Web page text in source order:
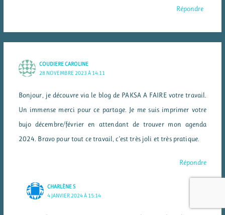
Répondre
COUDIERE CAROLINE
28 NOVEMBRE 2023 À 14:11
Bonjour, je découvre via le blog de PAKSA A FAIRE votre travail.
Un immense merci pour ce partage. Je me suis imprimer votre
bujo décembre/février en attendant de trouver mon agenda
2024. Bravo pour tout ce travail, c’est très joli et très pratique.
Répondre
CHARLÈNE S
4 JANVIER 2024 À 15:14